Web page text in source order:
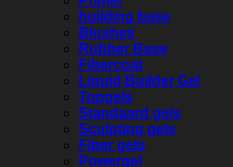
building base
Blushes
Rubber Base
Fibercoat
Liquid Builder Gel
Topgels
Standaard gels
Sculpting gels
Fiber gels
Powergel